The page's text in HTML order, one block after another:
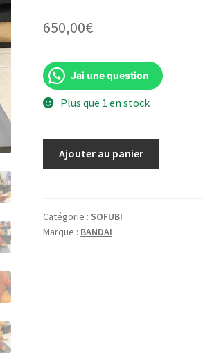
650,00€
Jai une question
Plus que 1 en stock
Premium
Super
Ajouter au panier
Catégorie : SOFUBI
Marque : BANDAI